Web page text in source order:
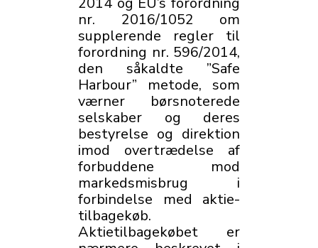
nr. 2016/1052 om
supplerende regler til
forordning nr. 596/2014,
den såkaldte ”Safe
Harbour” metode, som
værner børsnoterede
selskaber og deres
bestyrelse og direktion
imod overtrædelse af
forbuddene mod
markedsmisbrug i
forbindelse med aktie­
tilbagekøb.
Aktietilbagekøbet er